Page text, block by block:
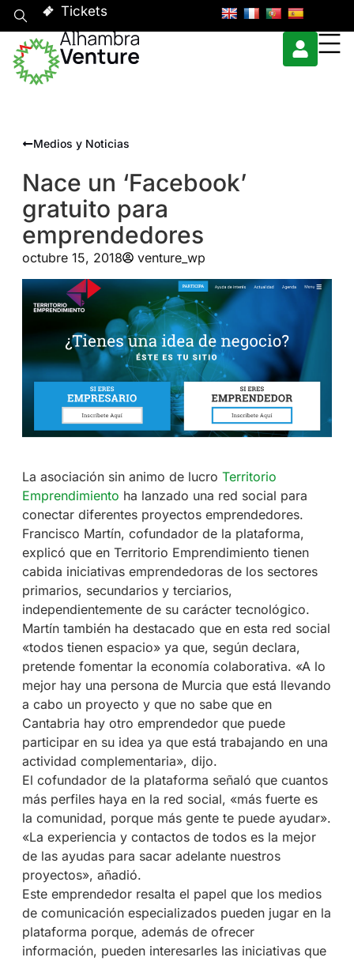
Tickets
Medios y Noticias
Nace un ‘Facebook’
gratuito para
emprendedores
octubre 15, 2018 venture_wp
La asociación sin animo de lucro Territorio
Emprendimiento ha lanzado una red social para
conectar diferentes proyectos emprendedores.
Francisco Martín, cofundador de la plataforma,
explicó que en Territorio Emprendimiento tienen
cabida iniciativas emprendedoras de los sectores
primarios, secundarios y terciarios,
independientemente de su carácter tecnológico.
Martín también ha destacado que en esta red social
«todos tienen espacio» ya que, según declara,
pretende fomentar la economía colaborativa. «A lo
mejor hay una persona de Murcia que está llevando
a cabo un proyecto y que no sabe que en
Cantabria hay otro emprendedor que puede
participar en su idea ya que está trabajando en una
actividad complementaria», dijo.
El cofundador de la plataforma señaló que cuantos
más perfiles haya en la red social, «más fuerte es
la comunidad, porque más gente te puede ayudar».
«La experiencia y contactos de todos es la mejor
de las ayudas para sacar adelante nuestros
proyectos», añadió.
Este emprendedor resalta el papel que los medios
de comunicación especializados pueden jugar en la
plataforma porque, además de ofrecer
información, pueden interesarles las iniciativas que